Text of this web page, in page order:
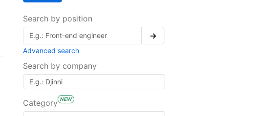
Search by position
→
Advanced search
Search by company
Category NEW